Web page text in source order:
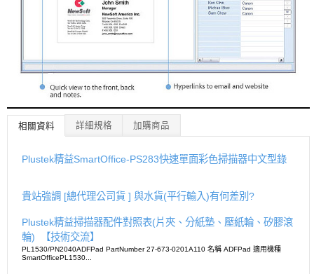
相關資料 詳細規格 加購商品
Plustek精益SmartOffice-PS283快速單面彩色掃描器中文型錄
貴站強調 [總代理公司貨 ] 與水貨(平行輸入)有何差別?
Plustek精益掃描器配件對照表(片夾、分紙墊、壓紙輪、矽膠滾
輪)
【技術交流】
PL1530/PN2040ADFPad PartNumber 27-673-0201A110 名稱 ADFPad 適用機種
SmartOfficePL1530...